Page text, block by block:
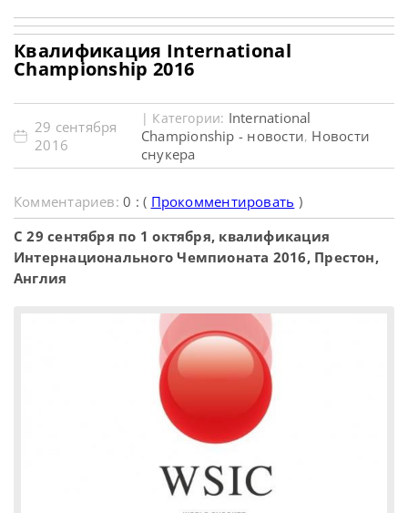
Квалификация International
Championship 2016
29 сентября
2016
| Категории: International
Championship - новости, Новости
снукера
Комментариев:0 : ( Прокомментировать )
С 29 сентября по 1 октября, квалификация
Интернационального Чемпионата 2016, Престон,
Англия